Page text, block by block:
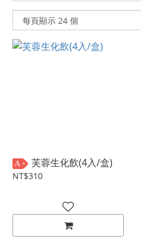
A 芙蓉生化飲(4入/盒)
NT$310